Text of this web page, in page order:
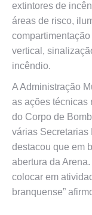
extintores de
áreas de risco,
vertical,
incêndio.
A Administração
as ações técnicas
do Corpo de
várias Secretarias
destacou que em
abertura da
colocar em
branquense”